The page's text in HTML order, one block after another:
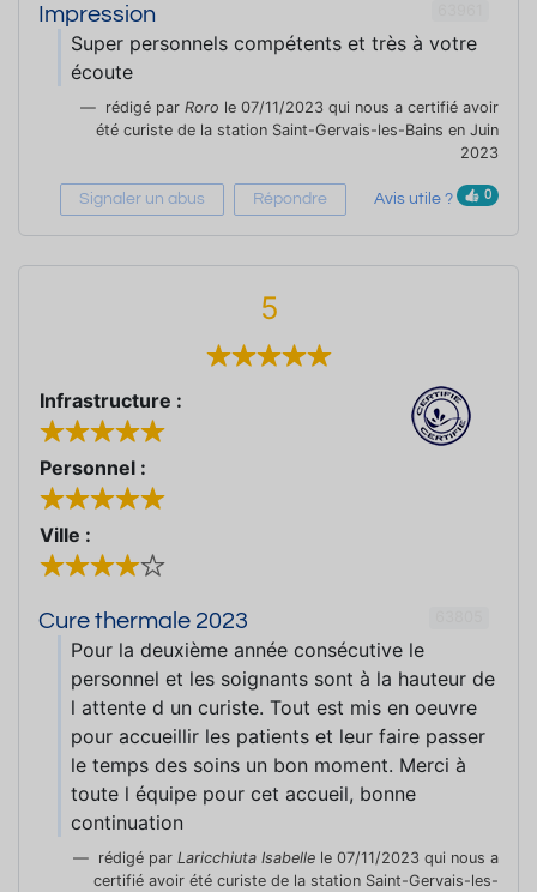
Impression
Super personnels compétents et très à votre
écoute
rédigé par Roro le 07/11/2023 qui nous a certifié avoir
été curiste de la station Saint-Gervais-les-Bains en Juin
2023
Signaler un abus Répondre Avis utile ? 0
5
Infrastructure :
Personnel :
Ville :
Cure thermale 2023
Pour la deuxième année consécutive le
personnel et les soignants sont à la hauteur de
l attente d un curiste. Tout est mis en oeuvre
pour accueillir les patients et leur faire passer
le temps des soins un bon moment. Merci à
toute l équipe pour cet accueil, bonne
continuation
rédigé par Laricchiuta Isabelle le 07/11/2023 qui nous a
certifié avoir été curiste de la station Saint-Gervais-les-